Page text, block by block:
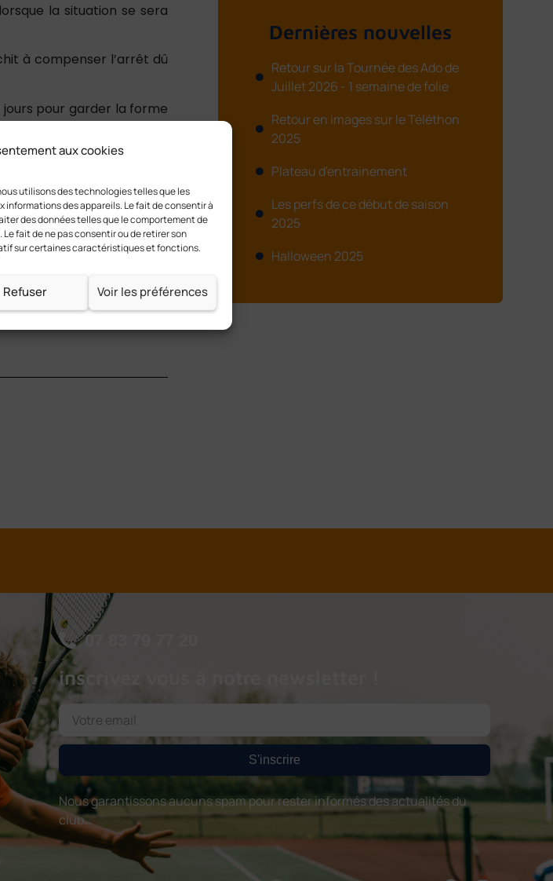
aux cookies
utilisons des technologies telles que les
des appareils. Le fait de consentir à
des données telles que le comportement de
fait de ne pas consentir ou de retirer son
sur certaines caractéristiques et fonctions.
Refuser Voir les préférences
la situation se sera
à compenser l’arrêt dû
jours pour garder la forme
Dernières nouvelles
Retour sur la Tournée des Ado de
Juillet 2026 - 1 semaine de folie
Retour en images sur le Téléthon
2025
Plateau d'entrainement
Les perfs de ce début de saison
2025
Halloween 2025
07 83 79 77 20
inscrivez vous à notre newsletter !
S'inscrire
Nous garantissons aucuns spam pour rester informés des actualités du
club.